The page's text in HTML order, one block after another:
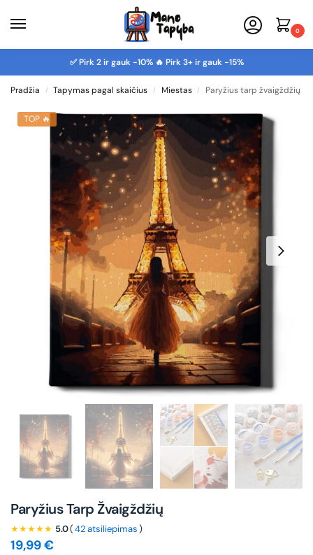
0
✅ Pirk 2 ir gauk -10% 🔥 Pirk 3+ ir gauk -15%
Pradžia / Tapymas pagal skaičius / Miestas / Paryžius tarp žvaigždžių
TOP 🔥
Paryžius Tarp Žvaigždžių
★★★★★ 5.0(42 atsiliepimas)
19,99€